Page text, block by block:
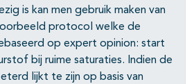
is kan men gebruik maken van
protocol welke de
op expert opinion: start
bij ruime saturaties. Indien de
lijkt te zijn op basis van